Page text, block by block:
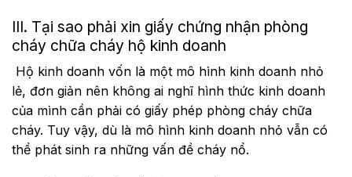
III. Tại sao phải xin giấy chứng nhận phòng
cháy chữa cháy hộ kinh doanh
Hộ kinh doanh vốn là một mô hình kinh doanh nhỏ
lẻ, đơn giản nên không ai nghĩ hình thức kinh doanh
của mình cần phải có giấy phép phòng cháy chữa
cháy. Tuy vậy, dù là mô hình kinh doanh nhỏ vẫn có
thể phát sinh ra những vấn đề cháy nổ.